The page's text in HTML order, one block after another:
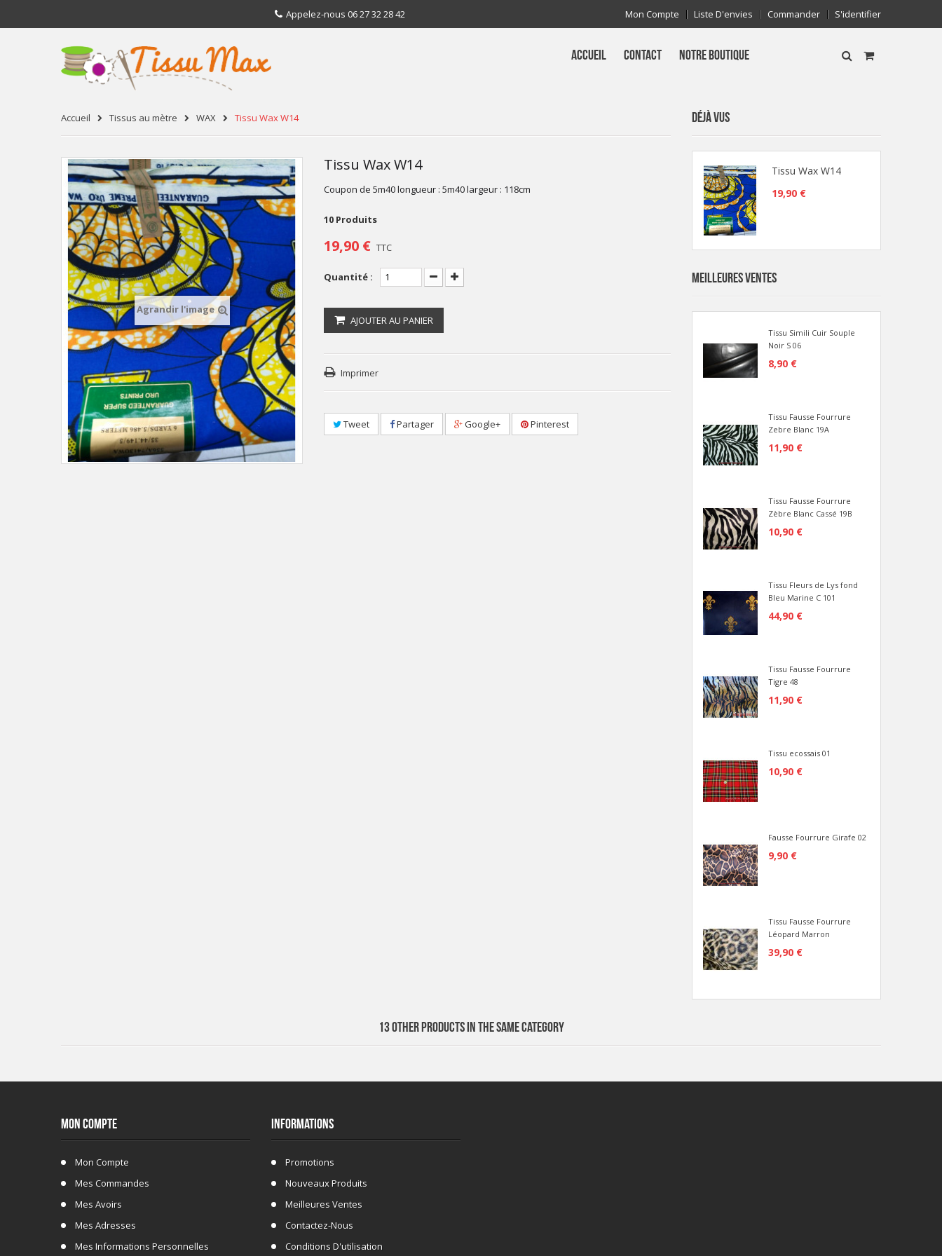
Mon Compte Liste D'envies Commander S'identifier
Appelez-nous 06 27 32 28 42
ACCUEIL CONTACT NOTRE BOUTIQUE
Accueil Tissus au mètre WAX Tissu Wax W14
Agrandir l'image
Tissu Wax W14
Coupon de 5m40 longueur : 5m40 largeur : 118cm
10 Produits
19,90 € TTC
Quantité :
AJOUTER AU PANIER
Imprimer
Tweet Partager Google+ Pinterest
DÉJÀ VUS
Tissu Wax W14
19,90 €
MEILLEURES VENTES
Tissu Simili Cuir Souple
Noir S 06
8,90 €
Tissu Fausse Fourrure
Zebre Blanc 19A
11,90 €
Tissu Fausse Fourrure
Zèbre Blanc Cassé 19B
10,90 €
Tissu Fleurs de Lys fond
Bleu Marine C 101
44,90 €
Tissu Fausse Fourrure
Tigre 48
11,90 €
Tissu ecossais 01
10,90 €
Fausse Fourrure Girafe 02
9,90 €
Tissu Fausse Fourrure
Léopard Marron
39,90 €
13 OTHER PRODUCTS IN THE SAME CATEGORY
MON COMPTE
Mon Compte
Mes Commandes
Mes Avoirs
Mes Adresses
Mes Informations Personnelles
INFORMATIONS
Promotions
Nouveaux Produits
Meilleures Ventes
Contactez-Nous
Conditions D'utilisation